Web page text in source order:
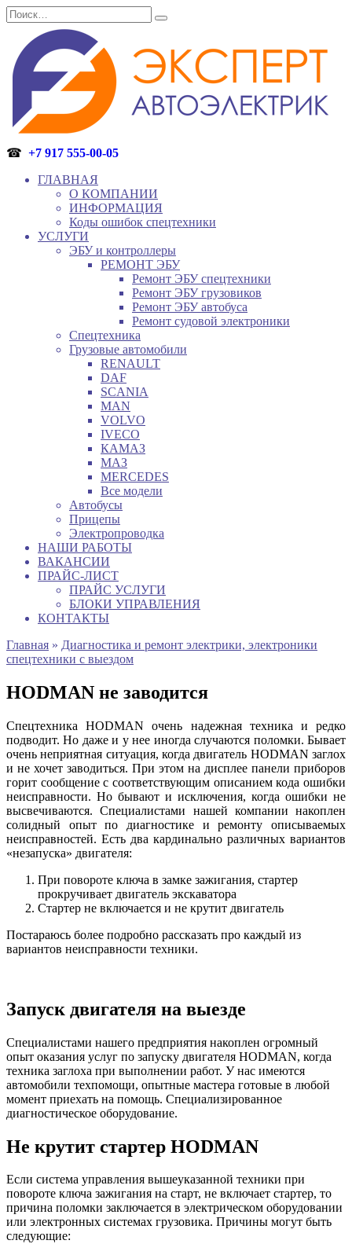
Перейти
к
содержанию
Search
for:
☎ +7 917 555-00-05
ГЛАВНАЯ
О КОМПАНИИ
ИНФОРМАЦИЯ
Коды ошибок спецтехники
УСЛУГИ
ЭБУ и контроллеры
РЕМОНТ ЭБУ
Ремонт ЭБУ спецтехники
Ремонт ЭБУ грузовиков
Ремонт ЭБУ автобуса
Ремонт судовой электроники
Спецтехника
Грузовые автомобили
RENAULT
DAF
SCANIA
MAN
VOLVO
IVECO
КАМАЗ
МАЗ
MERCEDES
Все модели
Автобусы
Прицепы
Электропроводка
НАШИ РАБОТЫ
ВАКАНСИИ
ПРАЙС-ЛИСТ
ПРАЙС УСЛУГИ
БЛОКИ УПРАВЛЕНИЯ
КОНТАКТЫ
Главная » Диагностика и ремонт электрики, электроники
спецтехники с выездом
HODMAN не заводится
Спецтехника HODMAN очень надежная техника и редко
подводит. Но даже и у нее иногда случаются поломки. Бывает
очень неприятная ситуация, когда двигатель HODMAN заглох
и не хочет заводиться. При этом на дисплее панели приборов
горит сообщение с соответствующим описанием кода ошибки
неисправности. Но бывают и исключения, когда ошибки не
высвечиваются. Специалистами нашей компании накоплен
солидный опыт по диагностике и ремонту описываемых
неисправностей. Есть два кардинально различных вариантов
«незапуска» двигателя:
При повороте ключа в замке зажигания, стартер
прокручивает двигатель экскаватора
Стартер не включается и не крутит двигатель
Постараюсь более подробно рассказать про каждый из
вариантов неисправности техники.
Запуск двигателя на выезде
Специалистами нашего предприятия накоплен огромный
опыт оказания услуг по запуску двигателя HODMAN, когда
техника заглоха при выполнении работ. У нас имеются
автомобили техпомощи, опытные мастера готовые в любой
момент приехать на помощь. Специализированное
диагностическое оборудование.
Не крутит стартер HODMAN
Если система управления вышеуказанной техники при
повороте ключа зажигания на старт, не включает стартер, то
причина поломки заключается в электрическом оборудовании
или электронных системах грузовика. Причины могут быть
следующие: